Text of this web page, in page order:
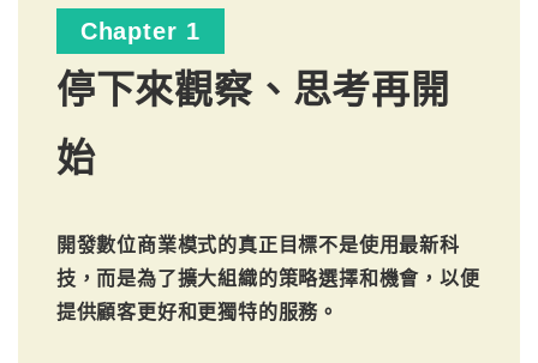
Chapter 1
停下來觀察、思考再開
始
開發數位商業模式的真正目標不是使用最新科
技，而是為了擴大組織的策略選擇和機會，以便
提供顧客更好和更獨特的服務。